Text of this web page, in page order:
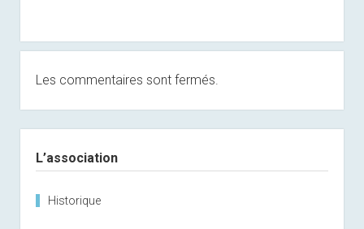
Les commentaires sont fermés.
L’association
Historique